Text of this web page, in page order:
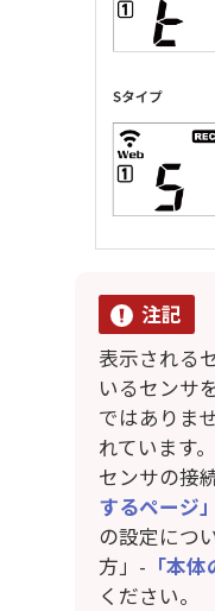
注記
表示される
いるセンサ
ではありま
れています。
センサの接
するページ」
の設定につ
方」- 「本
ください。